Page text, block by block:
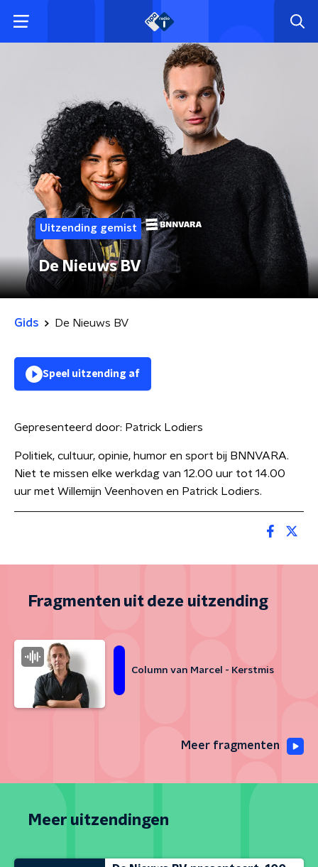
Uitzending gemist
De Nieuws BV
Gids De Nieuws BV
Speel uitzending af
Gepresenteerd door: Patrick Lodiers
Politiek, cultuur, opinie, humor en sport bij BNNVARA.
Niet te missen elke werkdag van 12.00 uur tot 14.00
uur met Willemijn Veenhoven en Patrick Lodiers.
Fragmenten uit deze uitzending
Column van Marcel - Kerstmis
Meer fragmenten
Meer uitzendingen